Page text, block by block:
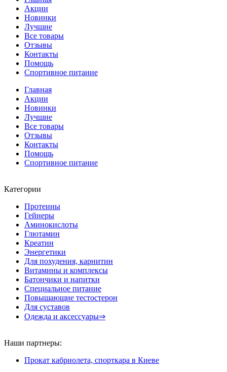
Акции
Новинки
Лучшие
Все товары
Отзывы
Контакты
Помощь
Спортивное питание
Главная
Акции
Новинки
Лучшие
Все товары
Отзывы
Контакты
Помощь
Спортивное питание
Категории
Протеины
Гейнеры
Аминокислоты
Глютамин
Креатин
Энергетики
Для похудения, карнитин
Витамины и комплексы
Батончики и напитки
Специальное питание
Повышающие тестостерон
Для суставов
Одежда и аксессуары⇒
Наши партнеры:
Прокат кабриолета, спорткара в Киеве